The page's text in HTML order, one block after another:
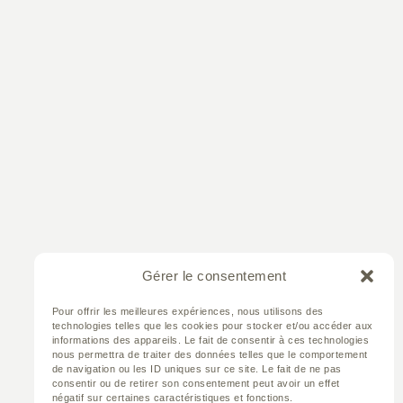
Gérer le consentement
Pour offrir les meilleures expériences, nous utilisons des
technologies telles que les cookies pour stocker et/ou accéder aux
informations des appareils. Le fait de consentir à ces technologies
nous permettra de traiter des données telles que le comportement
de navigation ou les ID uniques sur ce site. Le fait de ne pas
consentir ou de retirer son consentement peut avoir un effet
négatif sur certaines caractéristiques et fonctions.